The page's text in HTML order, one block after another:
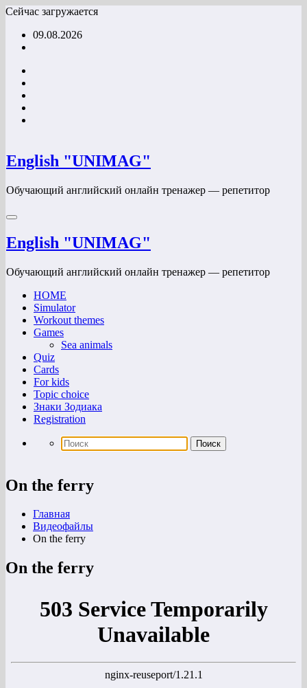
Перейти
содержимому
Сейчас загружается
09.08.2026
English "UNIMAG"
Обучающий английский онлайн тренажер — репетитор
English "UNIMAG"
Обучающий английский онлайн тренажер — репетитор
HOME
Simulator
Workout themes
Games
Sea animals
Quiz
Cards
For kids
Topic choice
Знаки Зодиака
Registration
On the ferry
Главная
Видеофайлы
On the ferry
On the ferry